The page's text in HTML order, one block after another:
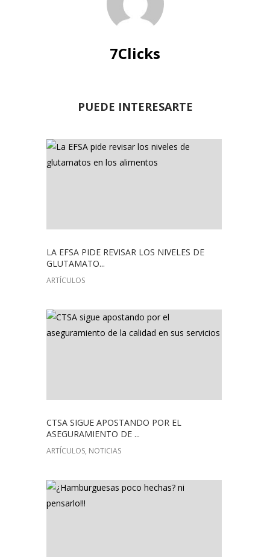
7Clicks
PUEDE INTERESARTE
LA EFSA PIDE REVISAR LOS NIVELES DE
GLUTAMATO...
ARTÍCULOS
CTSA SIGUE APOSTANDO POR EL
ASEGURAMIENTO DE ...
ARTÍCULOS, NOTICIAS